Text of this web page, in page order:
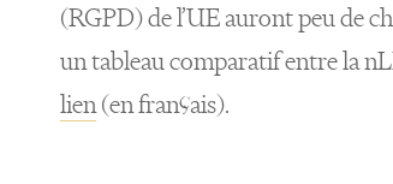
(RGPD) de l’UE auront peu de
un tableau comparatif entre la
lien(en français).